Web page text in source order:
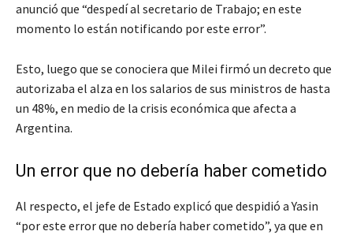
anunció que “despedí al secretario de Trabajo; en este
momento lo están notificando por este error”.
Esto, luego que se conociera que Milei firmó un decreto que
autorizaba el alza en los salarios de sus ministros de hasta
un 48%, en medio de la crisis económica que afecta a
Argentina.
Un error que no debería haber cometido
Al respecto, el jefe de Estado explicó que despidió a Yasin
“por este error que no debería haber cometido”, ya que en